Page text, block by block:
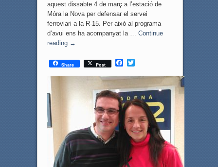
aquest dissabte 4 de març a l’estació de
Móra la Nova per defensar el servei
ferroviari a la R-15. Per això al programa
d’avui ens ha acompanyat la … Continue
reading →
Share Post
F
c
b
o
o
k
T
i
t
e
r